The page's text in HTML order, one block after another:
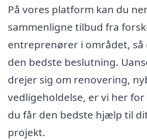
På vores platform kan du
sammenligne tilbud fra
entreprenører i området,
den bedste beslutning.
drejer sig om renovering,
vedligeholdelse, er vi her
du får den bedste hjælp til
projekt.